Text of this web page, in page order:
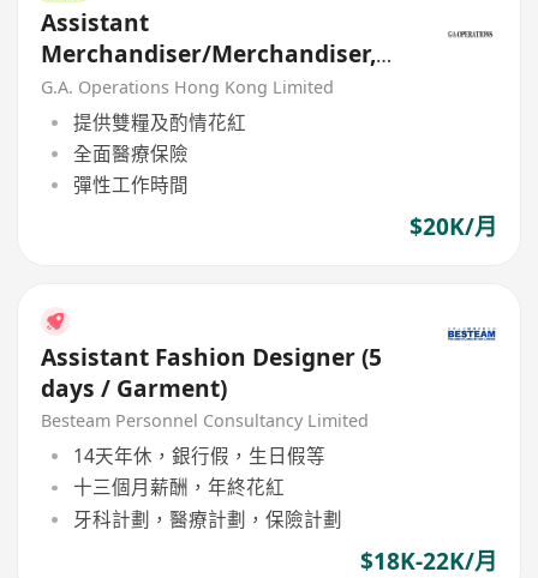
Assistant
Merchandiser/Merchandiser,
Technical in Fashion & Textiles
G.A. Operations Hong Kong Limited
提供雙糧及酌情花紅
全面醫療保險
彈性工作時間
$20K/月
Assistant Fashion Designer (5
days / Garment)
Besteam Personnel Consultancy Limited
14天年休，銀行假，生日假等
十三個月薪酬，年終花紅
牙科計劃，醫療計劃，保險計劃
$18K-22K/月